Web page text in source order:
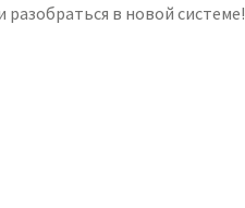
разобраться в новой системе!